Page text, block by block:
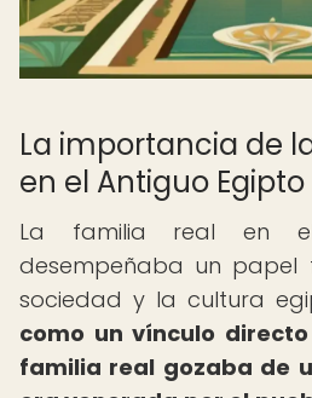
La importancia de
en el Antiguo Egipto
La familia real en el
desempeñaba un papel
sociedad y la cultura
como un vínculo
familia real gozaba de